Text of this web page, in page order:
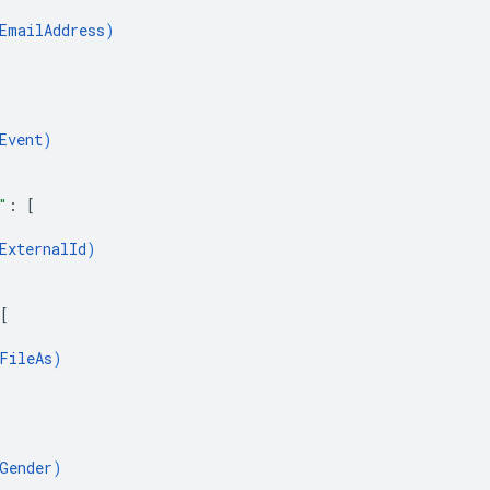
EmailAddress)
Event)
: [
ExternalId)
[
FileAs)
Gender)